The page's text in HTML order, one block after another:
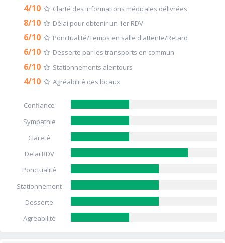
4/10 Clarté des informations médicales délivrées
8/10 Délai pour obtenir un 1er RDV
6/10 Ponctualité/Temps en salle d'attente/Retard
6/10 Desserte par les transports en commun
6/10 Stationnements alentours
4/10 Agréabilité des locaux
Confiance
Sympathie
Clareté
Delai RDV
Ponctualité
Stationnement
Desserte
Agreabilité